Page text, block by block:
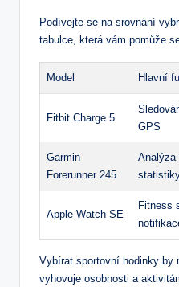
Podívejte se na srovnání
tabulce, která vám pomůže
Model Hlavní
Fitbit Charge 5
GPS
Garmin
Forerunner 245
Analýza
Apple Watch SE
Fitness
Vybírat sportovní hodinky by
vyhovuje osobnosti a